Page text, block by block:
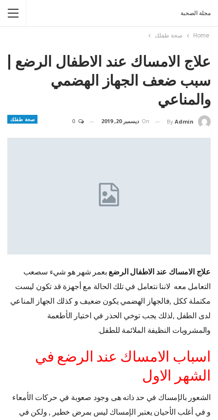
مجلة الصحبة
Home صحة طفلك
علاج الامساك عند الاطفال الرضع |
سبب ضعف الجهاز الهضمي
والمناعي
صحة طفلك By Admin
On ديسمبر 20, 2019
علاج الامساك عند الاطفال الرضع بعمر شهر هو شيء سصعب
التعامل معه لاننا نتعامل في تلك الحالة مع أجهزة قد تكون ليست
مكتملة ككل ,فالجهاز الهضمي يكون ضعيف و كذلك الجهاز المناعي
لدى الطفل ,لذلك يجب توخي الحذر في اختيار الأطعمة
والمشروبات النظيفة الملائمة للطفل.
اسباب الامساك عند الرضع في
الشهر الاول
الشعور بالإمساك في حد ذاته هى وجود صعوبة في حركات الأمعاء
و في أغلب الأحيان يعتبر الإمساك ليس بمرض خطير , ولكن في